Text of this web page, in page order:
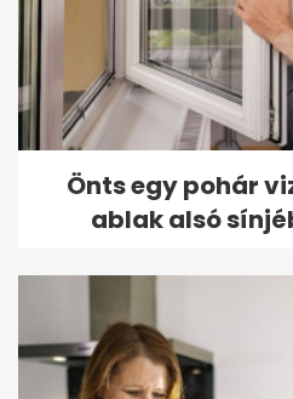
Önts egy pohár
ablak alsó